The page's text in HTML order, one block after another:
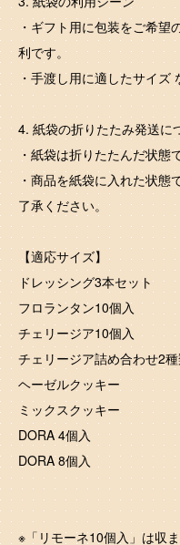
・ギフト用に包装をご希望
利です。
・手渡し用に適したサイズ
4. 紙袋の折りたたみ発送に
・紙袋は折りたたんだ状態
・商品を紙袋に入れた状態
了承ください。
【適応サイズ】
ドレッシング3本セッ
フロランタン10個
チェリージア10個
チェリージア詰め合わせ2
ヘーゼルクッキー ：
ミックスクッキー ：
DORA 4個入
DORA 8個入
※「リモーネ10個入」は収